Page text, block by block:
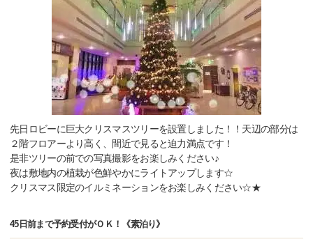
先日ロビーに巨大クリスマスツリーを設置しました！！天辺の部分は
２階フロアーより高く、間近で見ると迫力満点です！
是非ツリーの前での写真撮影をお楽しみください♪
夜は敷地内の植栽が色鮮やかにライトアップします☆
クリスマス限定のイルミネーションをお楽しみください☆★
45日前まで予約受付がＯＫ！《素泊り》